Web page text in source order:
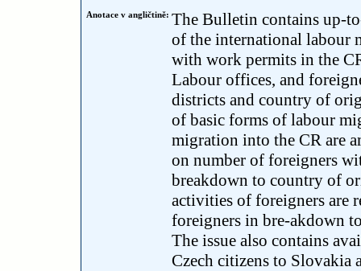
Anotace v angličtině: The Bulletin contains up-
of the international labour
with work permits in the
Labour offices, and
districts and country of
of basic forms of labour
migration into the CR are
on number of foreigners
breakdown to country of
activities of foreigners are
foreigners in bre-akdown
The issue also contains
Czech citizens to Slovakia